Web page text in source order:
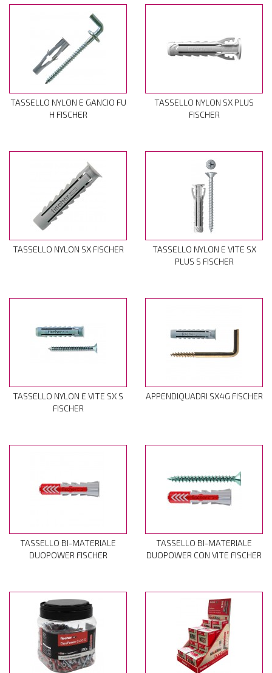
TASSELLO NYLON E GANCIO FU
H FISCHER
TASSELLO NYLON SX PLUS
FISCHER
TASSELLO NYLON SX FISCHER
TASSELLO NYLON E VITE SX
PLUS S FISCHER
TASSELLO NYLON E VITE SX S
FISCHER
APPENDIQUADRI SX4G FISCHER
TASSELLO BI-MATERIALE
DUOPOWER FISCHER
TASSELLO BI-MATERIALE
DUOPOWER CON VITE FISCHER